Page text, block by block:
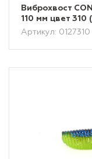
Виброхвост
110 мм цвет 310
Артикул: 0127310